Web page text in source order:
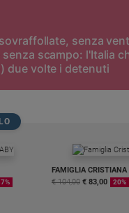
senza
senza scampo: l'Italia
due volte i detenuti
FAMIGLIA CRISTIANA
€ 104,00 € 83,00 20%